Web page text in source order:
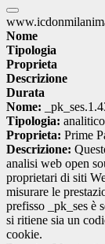
Nome
Tipologia
Proprieta
Descrizione
Durata
Nome:
Tipologia: analitico
Proprieta: Prime
Descrizione:
analisi web open
proprietari di siti
misurare le
prefisso _pk_ses è
si ritiene sia un
cookie.